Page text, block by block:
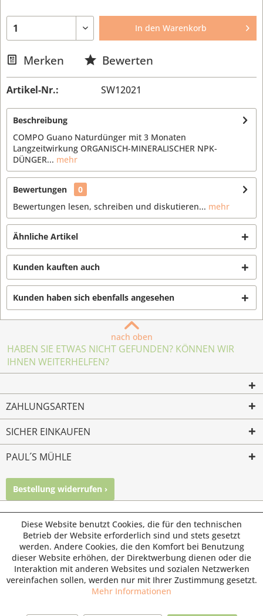
In den Warenkorb
Merken Bewerten
Artikel-Nr.: SW12021
Beschreibung
COMPO Guano Naturdünger mit 3 Monaten
Langzeitwirkung ORGANISCH-MINERALISCHER NPK-
DÜNGER... mehr
Bewertungen
0
Bewertungen lesen, schreiben und diskutieren... mehr
Ähnliche Artikel
Kunden kauften auch
Kunden haben sich ebenfalls angesehen
nach oben
HABEN SIE ETWAS NICHT GEFUNDEN? KÖNNEN WIR
IHNEN WEITERHELFEN?
ZAHLUNGSARTEN
SICHER EINKAUFEN
PAUL´S MÜHLE
Bestellung widerrufen ›
© Paul's Mühle | Inhaber: Christof Paul e.K. | Westring 2 |
45659 Recklinghausen
Fax: 02361 -28831 | E-Mail: info@pauls-muehle.de
Diese Website benutzt Cookies, die für den technischen
Betrieb der Website erforderlich sind und stets gesetzt
werden. Andere Cookies, die den Komfort bei Benutzung
dieser Website erhöhen, der Direktwerbung dienen oder die
Interaktion mit anderen Websites und sozialen Netzwerken
vereinfachen sollen, werden nur mit Ihrer Zustimmung gesetzt.
Mehr Informationen